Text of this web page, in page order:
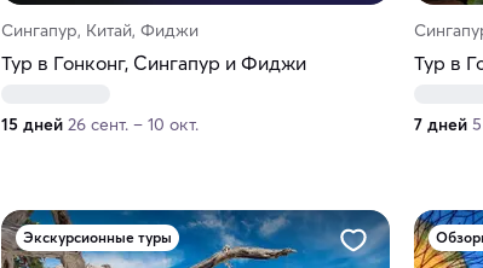
Сингапур, Китай, Фиджи
Тур в Гонконг, Сингапур и Фиджи
15 дней 26 сент. – 10 окт.
Тур в
7 дней
Экскурсионные туры